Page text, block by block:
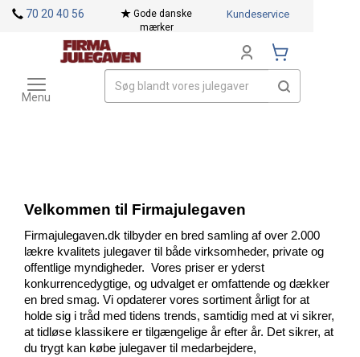
Velkommen til Firmajulegaven
Firmajulegaven.dk tilbyder en bred samling af over 2.000
lækre kvalitets julegaver til både virksomheder, private og
offentlige myndigheder. Vores priser er yderst
konkurrencedygtige, og udvalget er omfattende og dækker
en bred smag. Vi opdaterer vores sortiment årligt for at
holde sig i tråd med tidens trends, samtidig med at vi sikrer,
at tidløse klassikere er tilgængelige år efter år. Det sikrer, at
du trygt kan købe julegaver til medarbejdere,
70 20 40 56
Gode danske
mærker
Kundeservice
Toggle
navigation
Menu
Mærker